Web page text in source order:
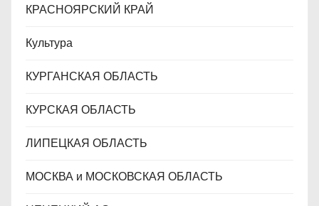
КРАСНОЯРСКИЙ КРАЙ
Культура
КУРГАНСКАЯ ОБЛАСТЬ
КУРСКАЯ ОБЛАСТЬ
ЛИПЕЦКАЯ ОБЛАСТЬ
МОСКВА и МОСКОВСКАЯ ОБЛАСТЬ